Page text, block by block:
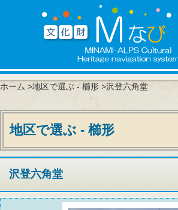
ホーム >地区で選ぶ - 櫛形 >沢登六角堂
地区で選ぶ - 櫛形
沢登六角堂